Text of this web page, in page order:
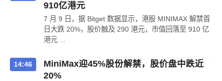
910亿港元
7 月 9 日，据 Bitget 数据显示，港股 MINIMAX 解禁首
日大跌 20%，股价触及 290 港元，市值回落至 910 亿
港元 ...
14:46
MiniMax迎45%股份解禁，股价盘中跌近
20%